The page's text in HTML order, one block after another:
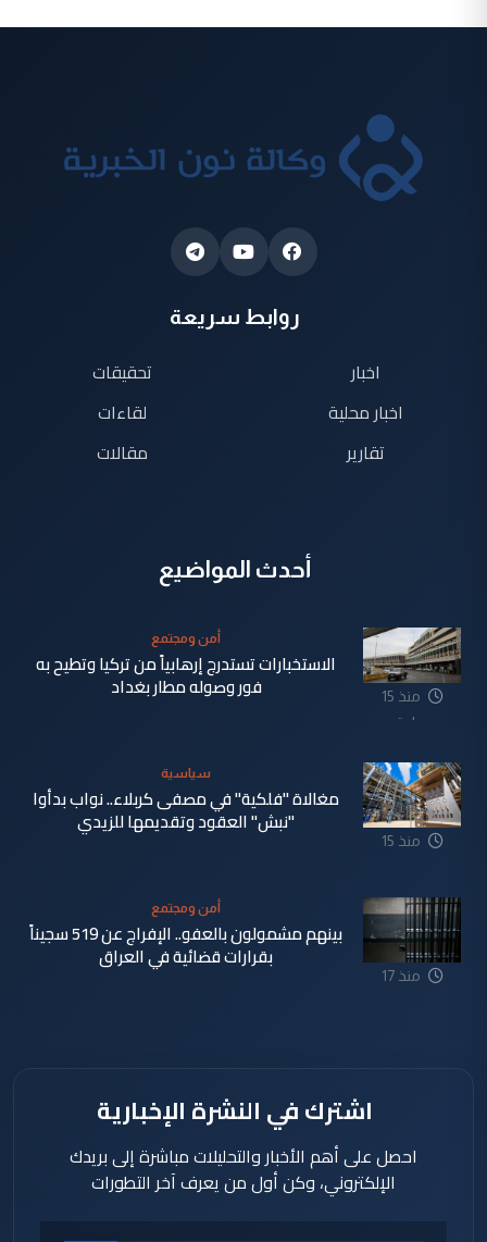
روابط سريعة
اخبار
اخبار محلية
تقارير
تحقيقات
لقاءات
مقالات
أحدث المواضيع
منذ 15
ساعة
أمن ومجتمع
الاستخبارات تستدرج إرهابياً من تركيا وتطيح به
فور وصوله مطار بغداد
منذ 15
سياسية
مغالاة "فلكية" في مصفى كربلاء.. نواب بدأوا
"نبش" العقود وتقديمها للزيدي
منذ 17
أمن ومجتمع
بينهم مشمولون بالعفو.. الإفراج عن 519 سجيناً
بقرارات قضائية في العراق
اشترك في النشرة الإخبارية
احصل على أهم الأخبار والتحليلات مباشرة إلى بريدك
الإلكتروني، وكن أول من يعرف آخر التطورات